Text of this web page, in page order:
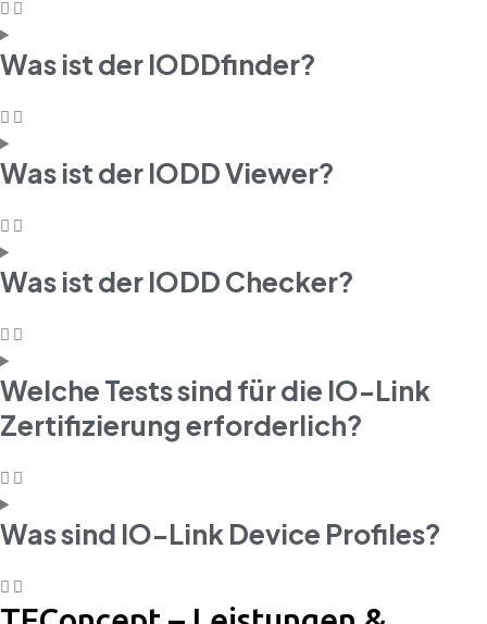
Was ist der IODDfinder?
Was ist der IODD Viewer?
Was ist der IODD Checker?
Welche Tests sind für die IO-Link
Zertifizierung erforderlich?
Was sind IO-Link Device Profiles?